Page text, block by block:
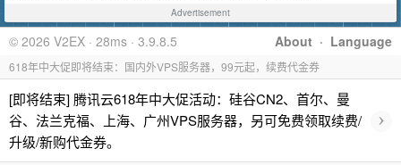
Advertisement
About · Language
© 2026 V2EX · 28ms · 3.9.8.5
618年中大促即将结束：国内外VPS服务器，99元起，续费代金券
[即将结束] 腾讯云618年中大促活动：硅谷CN2、首尔、曼
谷、法兰克福、上海、广州VPS服务器，另可免费领取续费/
升级/新购代金券。
›